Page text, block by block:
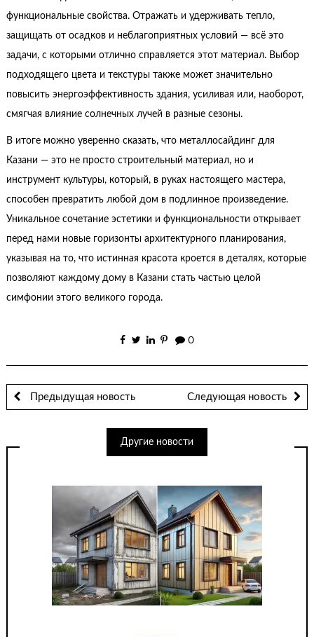
функциональные свойства. Отражать и удерживать тепло,
защищать от осадков и неблагоприятных условий — всё это
задачи, с которыми отлично справляется этот материал. Выбор
подходящего цвета и текстуры также может значительно
повысить энергоэффективность здания, усиливая или, наоборот,
смягчая влияние солнечных лучей в разные сезоны.
В итоге можно уверенно сказать, что металлосайдинг для
Казани — это не просто строительный материал, но и
инструмент культуры, который, в руках настоящего мастера,
способен превратить любой дом в подлинное произведение.
Уникальное сочетание эстетики и функциональности открывает
перед нами новые горизонты архитектурного планирования,
указывая на то, что истинная красота кроется в деталях, которые
позволяют каждому дому в Казани стать частью целой
симфонии этого великого города.
0
Предыдущая новость Следующая новость
Другие новости